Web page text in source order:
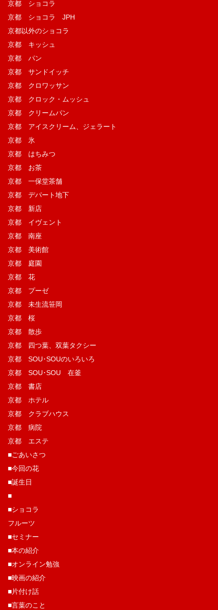
京都 ショコラ
京都 ショコラ JPH
京都以外のショコラ
京都 キッシュ
京都 パン
京都 サンドイッチ
京都 クロワッサン
京都 クロック・ムッシュ
京都 クリームパン
京都 アイスクリーム、ジェラート
京都 氷
京都 はちみつ
京都 お茶
京都 一保堂茶舗
京都 デパート地下
京都 新店
京都 イヴェント
京都 南座
京都 美術館
京都 庭園
京都 花
京都 プーゼ
京都 未生流笹岡
京都 桜
京都 散歩
京都 四つ葉、双葉タクシー
京都 SOU･SOUのいろいろ
京都 SOU･SOU 在釜
京都 書店
京都 ホテル
京都 クラブハウス
京都 病院
京都 エステ
■ごあいさつ
■今回の花
■誕生日
■
■ショコラ
フルーツ
■セミナー
■本の紹介
■オンライン勉強
■映画の紹介
■片付け話
■言葉のこと